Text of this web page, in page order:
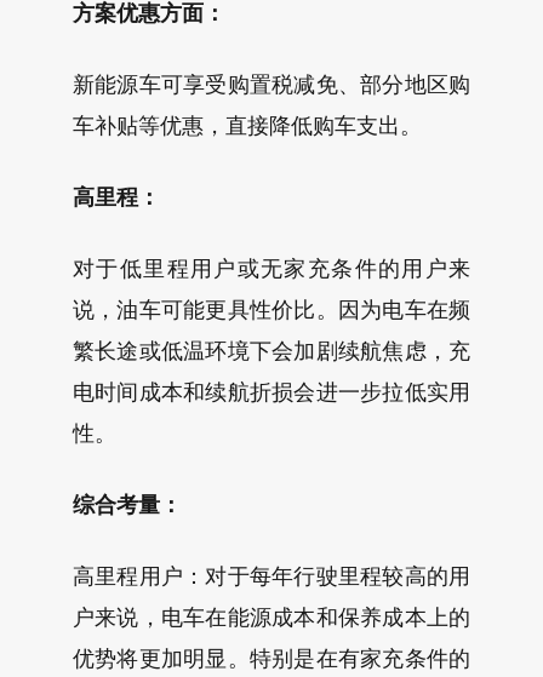
方案优惠方面：
新能源车可享受购置税减免、部分地区购
车补贴等优惠，直接降低购车支出。
高里程：
对于低里程用户或无家充条件的用户来
说，油车可能更具性价比。因为电车在频
繁长途或低温环境下会加剧续航焦虑，充
电时间成本和续航折损会进一步拉低实用
性。
综合考量：
高里程用户：对于每年行驶里程较高的用
户来说，电车在能源成本和保养成本上的
优势将更加明显。特别是在有家充条件的